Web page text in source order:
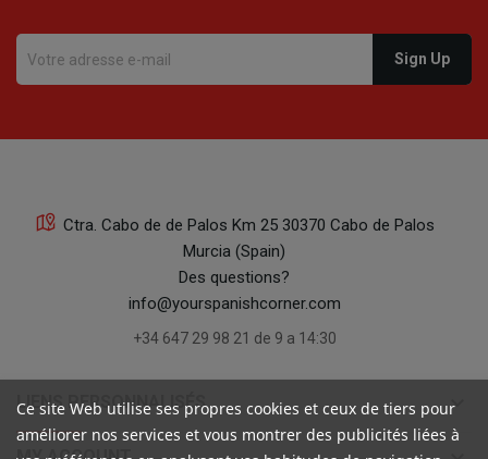
Ctra. Cabo de de Palos Km 25 30370 Cabo de Palos
Murcia (Spain)
Des questions?
info@yourspanishcorner.com
+34 647 29 98 21 de 9 a 14:30
LIENS PERSONNALISÉS keyboard_arrow_down
Ce site Web utilise ses propres cookies et ceux de tiers pour
améliorer nos services et vous montrer des publicités liées à